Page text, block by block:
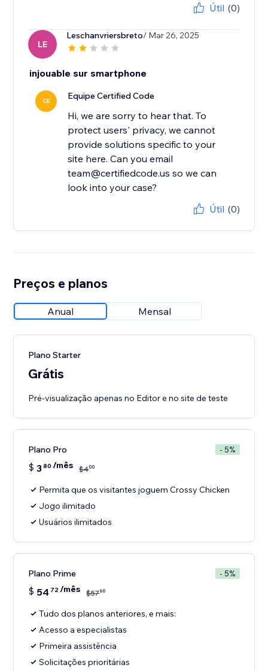
Útil (0)
LE
Leschanvriersbreto/ Mar 26, 2025
injouable sur smartphone
CE Equipe Certified Code
Hi, we are sorry to hear that. To
protect users' privacy, we cannot
provide solutions specific to your
site here. Can you email
team@certifiedcode.us so we can
look into your case?
Útil (0)
Preços e planos
Anual Mensal
Plano Starter
Grátis
Pré-visualização apenas no Editor e no site de teste
Plano Pro - 5%
$ 380 /mês $400
Permita que os visitantes joguem Crossy Chicken
Jogo ilimitado
Usuários ilimitados
Plano Prime - 5%
$ 54 72/mês $5760
Tudo dos planos anteriores, e mais:
Acesso a especialistas
Primeira assistência
Solicitações prioritárias